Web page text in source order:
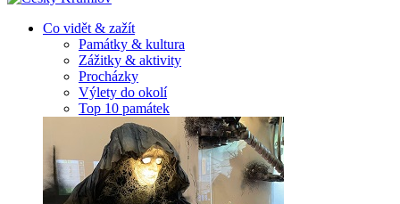
Co vidět & zažít
Památky & kultura
Zážitky & aktivity
Procházky
Výlety do okolí
Top 10 památek